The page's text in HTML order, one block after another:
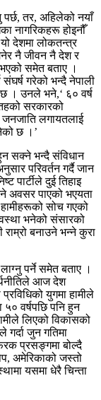
पर्छ, तर, अहिलेको नयाँ
नागरिकहरू होइनौँ
देशमा लोकतन्त्र
नै जीवन नै देश र
भएको समेत बताए ।
गरेको भन्दै नेपाली
। उनले भने,‘ ६० वर्ष
सरकारको
लगायतलाई
छ ।’
सक्ने भन्दै संविधान
परिवर्तन गर्दै जान
पार्टीले दुई तिहाइ
अवसर पाएको भएयता
सोच गएको
भनेको संसारको
बनाउने भन्ने कुरा
पर्ने समेत बताए ।
आज देश
युगमा हामीले
वर्षपछि पनि हुन
लिएको विकासको
जुन गतिमा
प्रसङ्गमा बोल्दै
अमेरिकाको जस्तो
यसमा धेरै चिन्ता